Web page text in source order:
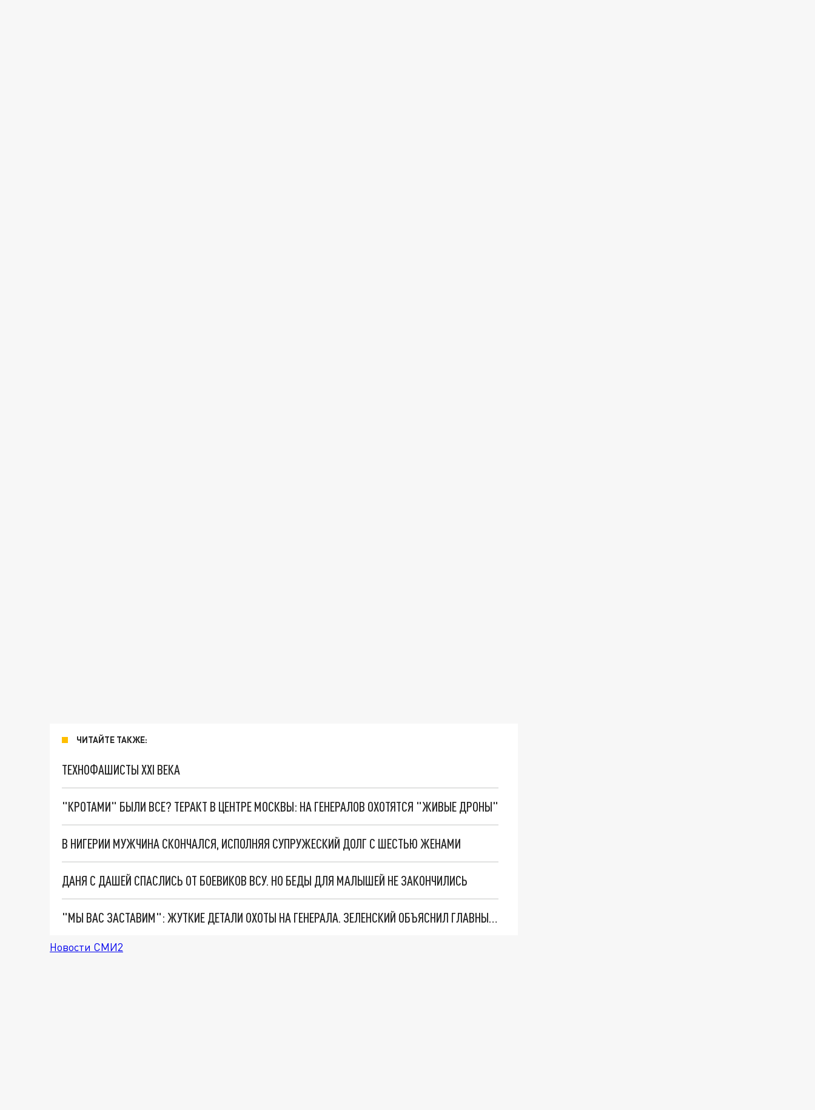
ЧИТАЙТЕ ТАКЖЕ:
ТЕХНОФАШИСТЫ XXI ВЕКА
"КРОТАМИ" БЫЛИ ВСЕ? ТЕРАКТ В ЦЕНТРЕ МОСКВЫ: НА ГЕНЕРАЛОВ ОХОТЯТСЯ "ЖИВЫЕ ДРОНЫ"
В НИГЕРИИ МУЖЧИНА СКОНЧАЛСЯ, ИСПОЛНЯЯ СУПРУЖЕСКИЙ ДОЛГ С ШЕСТЬЮ ЖЕНАМИ
ДАНЯ С ДАШЕЙ СПАСЛИСЬ ОТ БОЕВИКОВ ВСУ. НО БЕДЫ ДЛЯ МАЛЫШЕЙ НЕ ЗАКОНЧИЛИСЬ
"МЫ ВАС ЗАСТАВИМ": ЖУТКИЕ ДЕТАЛИ ОХОТЫ НА ГЕНЕРАЛА. ЗЕЛЕНСКИЙ ОБЪЯСНИЛ ГЛАВНЫЙ СМЫСЛ ТЕРАКТА В ЦЕНТРЕ МОСКВЫ
Новости СМИ2